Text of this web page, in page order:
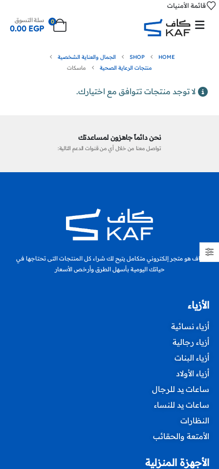
قائمة الأمنيات
0 سلة التسوق
0.00 EGP
HOME
SHOP
الجمال والعناية الشخصية
منتجات الرعاية الصحية
ماسكات
لا توجد منتجات تتوافق مع اختيارك.
نحن دائماً جاهزون لمساعدتك
تواصل معنا من خلال أي من قنوات الدعم التالية:
كاف هو متجر إلكتروني متكامل يتيح لك شراء كل المنتجات التى تحتاجها في
حياتك اليومية بأسهل الطرق وأرخص الأسعار
الأزياء
أزياء نسائية
أزياء رجالية
أزياء البنات
أزياء الأولاد
ساعات يد للرجال
ساعات يد للنساء
النظارات
الأمتعة والحقائب
الأجهزة المنزلية